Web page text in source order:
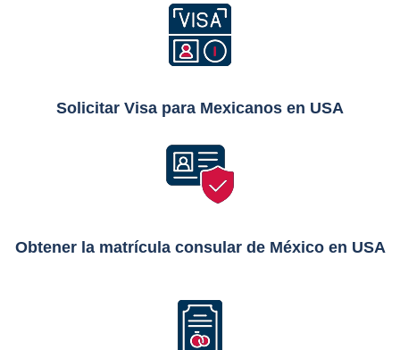
Solicitar Visa para Mexicanos en USA
Obtener la matrícula consular de México en USA